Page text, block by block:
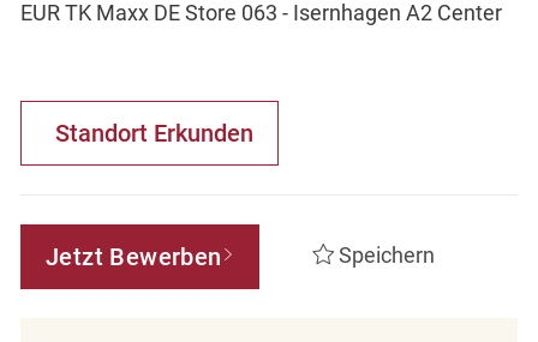
EUR TK Maxx DE Store 063 - Isernhagen A2 Center
Standort Erkunden
Jetzt Bewerben Speichern